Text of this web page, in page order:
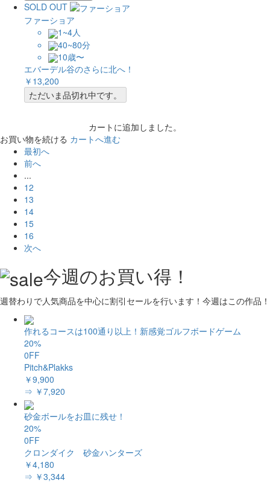
SOLD OUT
ファーショア
1~4人
40~80分
10歳〜
エバーデル谷のさらに北へ！
￥13,200
ただいま品切れ中です。
カートに追加しました。
お買い物を続ける カートへ進む
最初へ
前へ
...
12
13
14
15
16
次へ
今週のお買い得！
週替わりで人気商品を中心に割引セールを行います！今週はこの作品！
作れるコースは100通り以上！新感覚ゴルフボードゲーム
20%
0FF
Pitch&Plakks
￥9,900
⇒ ￥7,920
砂金ボールをお皿に残せ！
20%
0FF
クロンダイク 砂金ハンターズ
￥4,180
⇒ ￥3,344